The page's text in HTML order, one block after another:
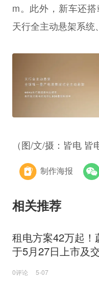
m。此外，新车还搭
天行全主动悬架系统
（图/文/摄：皆电 皆
制作海报
相关推荐
租电方案42万起！
于5月27日上市及
0评论 5-07